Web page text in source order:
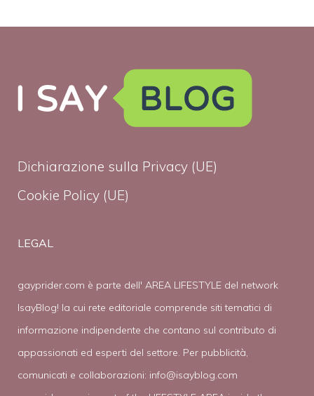
Dichiarazione sulla Privacy (UE)
Cookie Policy (UE)
LEGAL
gayprider.com è parte dell' AREA LIFESTYLE del network
IsayBlog! la cui rete editoriale comprende siti tematici di
informazione indipendente che contano sul contributo di
appassionati ed esperti del settore. Per pubblicità,
comunicati e collaborazioni: info@isayblog.com